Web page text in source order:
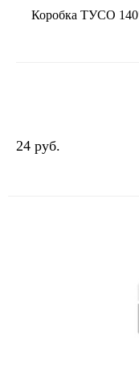
Коробка ТУСО
24 руб.